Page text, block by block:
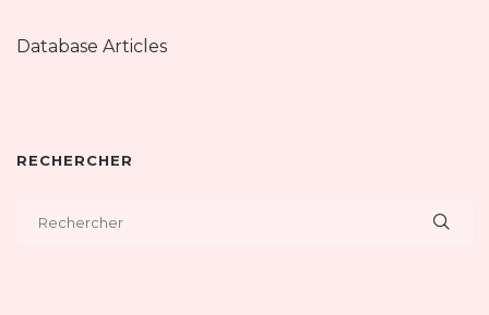
Database Articles
RECHERCHER